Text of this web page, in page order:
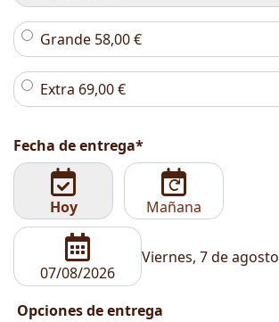
Grande 58,00€
Extra 69,00€
Fecha de entrega*
Hoy Mañana
Viernes, 7 de agosto
Opciones de entrega